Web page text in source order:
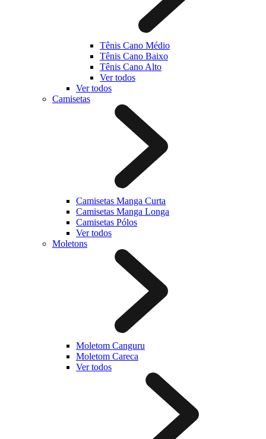
Tênis Cano Médio
Tênis Cano Baixo
Tênis Cano Alto
Ver todos
Ver todos
Camisetas
Camisetas Manga Curta
Camisetas Manga Longa
Camisetas Pólos
Ver todos
Moletons
Moletom Canguru
Moletom Careca
Ver todos